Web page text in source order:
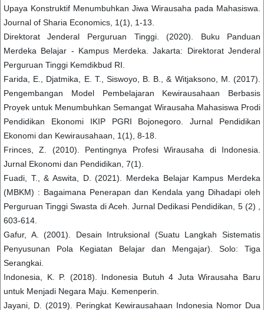
Upaya Konstruktif Menumbuhkan Jiwa Wirausaha pada Mahasiswa.
Journal of Sharia Economics, 1(1), 1-13.
Direktorat Jenderal Perguruan Tinggi. (2020). Buku Panduan
Merdeka Belajar - Kampus Merdeka. Jakarta: Direktorat Jenderal
Perguruan Tinggi Kemdikbud RI.
Farida, E., Djatmika, E. T., Siswoyo, B. B., & Witjaksono, M. (2017).
Pengembangan Model Pembelajaran Kewirausahaan Berbasis
Proyek untuk Menumbuhkan Semangat Wirausaha Mahasiswa Prodi
Pendidikan Ekonomi IKIP PGRI Bojonegoro. Jurnal Pendidikan
Ekonomi dan Kewirausahaan, 1(1), 8-18.
Frinces, Z. (2010). Pentingnya Profesi Wirausaha di Indonesia.
Jurnal Ekonomi dan Pendidikan, 7(1).
Fuadi, T., & Aswita, D. (2021). Merdeka Belajar Kampus Merdeka
(MBKM) : Bagaimana Penerapan dan Kendala yang Dihadapi oleh
Perguruan Tinggi Swasta di Aceh. Jurnal Dedikasi Pendidikan, 5 (2) ,
603-614.
Gafur, A. (2001). Desain Intruksional (Suatu Langkah Sistematis
Penyusunan Pola Kegiatan Belajar dan Mengajar). Solo: Tiga
Serangkai.
Indonesia, K. P. (2018). Indonesia Butuh 4 Juta Wirausaha Baru
untuk Menjadi Negara Maju. Kemenperin.
Jayani, D. (2019). Peringkat Kewirausahaan Indonesia Nomor Dua